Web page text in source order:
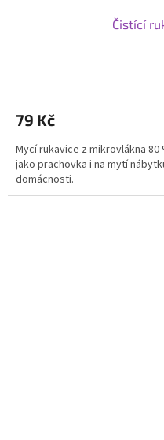
Čistící
79 Kč
Mycí rukavice z mikrovlákna
jako prachovka i na mytí
domácnosti.